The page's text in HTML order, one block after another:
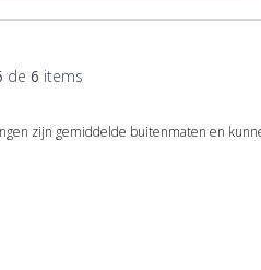
de 6 items
zijn gemiddelde buitenmaten en